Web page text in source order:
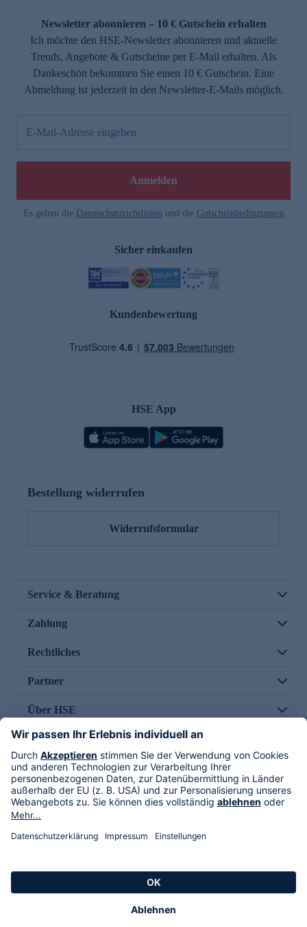
Newsletter abonnieren – 10 € Gutschein erhalten
Ich möchte den HSE-Newsletter abonnieren und aktuelle
Trends, Angebote & Gutscheine per E-Mail erhalten. Als
Dankeschön bekommen Sie einen 10 € Gutschein. Eine
Abmeldung ist jederzeit in den Newsletter-E-Mails möglich.
E-Mail-Adresse eingeben
Anmelden
Es gelten die Datenschutzrichtlinien und die Gutscheinbedingungen
Sicher einkaufen
Kundenbewertung
HSE App
Bestellung widerrufen
Widerrufsformular
Service & Beratung
Zahlung
Rechtliches
Partner
Über HSE
Im TV
HSE International